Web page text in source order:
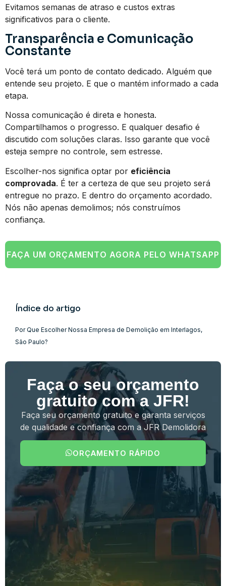
Evitamos semanas de atraso e custos extras
significativos para o cliente.
Transparência e Comunicação
Constante
Você terá um ponto de contato dedicado. Alguém que
entende seu projeto. E que o mantém informado a cada
etapa.
Nossa comunicação é direta e honesta.
Compartilhamos o progresso. E qualquer desafio é
discutido com soluções claras. Isso garante que você
esteja sempre no controle, sem estresse.
Escolher-nos significa optar por eficiência
comprovada. É ter a certeza de que seu projeto será
entregue no prazo. E dentro do orçamento acordado.
Nós não apenas demolimos; nós construímos
confiança.
FAÇA UM ORÇAMENTO AGORA PELO WHATSAPP
Índice do artigo
Por Que Escolher Nossa Empresa de Demolição em Interlagos,
São Paulo?
Faça o seu orçamento
gratuito com a JFR!
Faça seu orçamento gratuito e garanta serviços
de qualidade e confiança com a JFR Demolidora
ORÇAMENTO RÁPIDO